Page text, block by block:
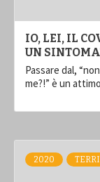
IO, LEI, IL
UN
Passare dal,
me?!” è un attimo
2020